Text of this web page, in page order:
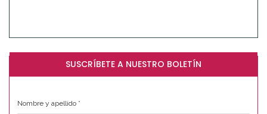
SUSCRÍBETE A NUESTRO BOLETÍN
Nombre y apellido *